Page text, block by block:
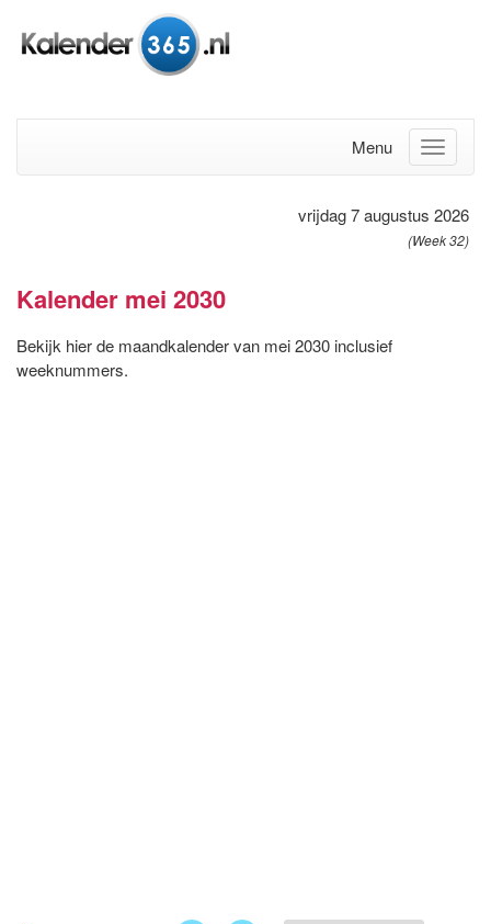
Menu
vrijdag 7 augustus 2026
(Week 32)
Kalender mei 2030
Bekijk hier de maandkalender van mei 2030 inclusief
weeknummers.